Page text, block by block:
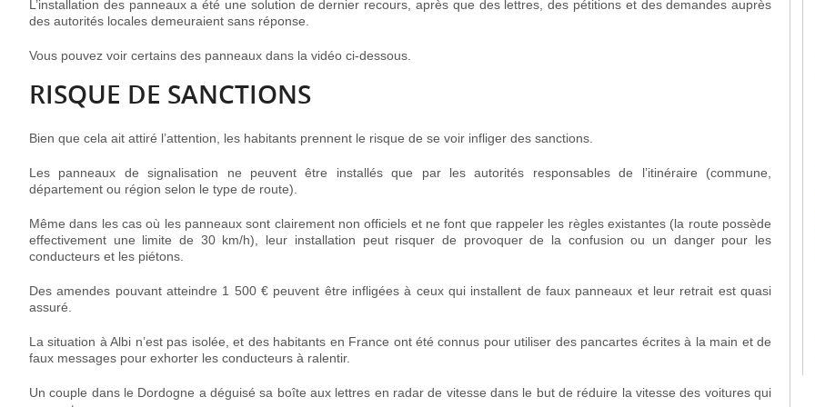
L’installation des panneaux a été une solution de dernier recours, après que des lettres, des pétitions et des demandes auprès
des autorités locales demeuraient sans réponse.
Vous pouvez voir certains des panneaux dans la vidéo ci-dessous.
RISQUE DE SANCTIONS
Bien que cela ait attiré l’attention, les habitants prennent le risque de se voir infliger des sanctions.
Les panneaux de signalisation ne peuvent être installés que par les autorités responsables de l’itinéraire (commune,
département ou région selon le type de route).
Même dans les cas où les panneaux sont clairement non officiels et ne font que rappeler les règles existantes (la route possède
effectivement une limite de 30 km/h), leur installation peut risquer de provoquer de la confusion ou un danger pour les
conducteurs et les piétons.
Des amendes pouvant atteindre 1 500 € peuvent être infligées à ceux qui installent de faux panneaux et leur retrait est quasi
assuré.
La situation à Albi n’est pas isolée, et des habitants en France ont été connus pour utiliser des pancartes écrites à la main et de
faux messages pour exhorter les conducteurs à ralentir.
Un couple dans le Dordogne a déguisé sa boîte aux lettres en radar de vitesse dans le but de réduire la vitesse des voitures qui